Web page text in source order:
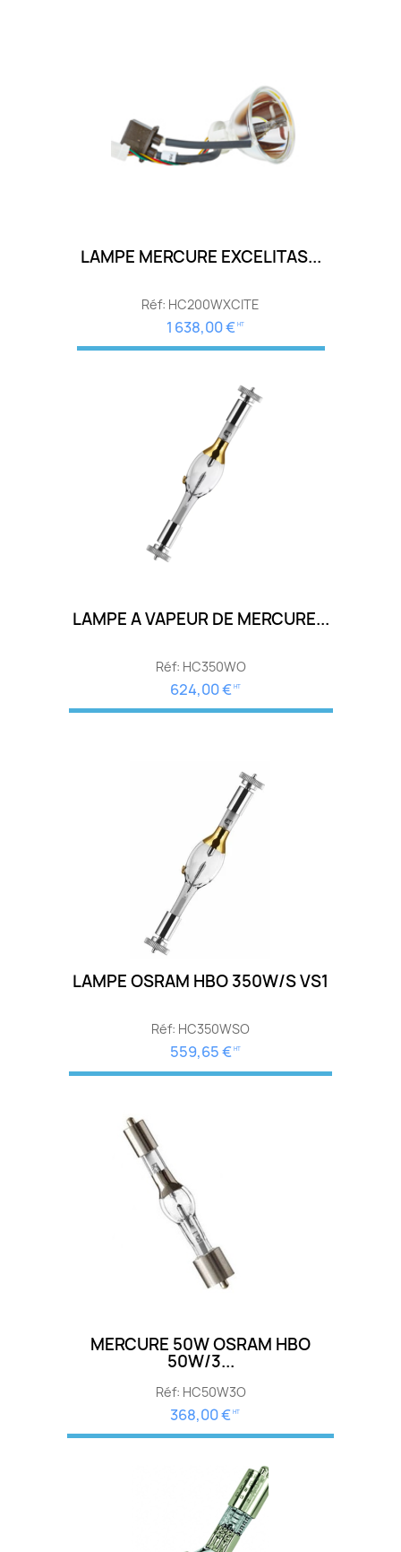
LAMPE MERCURE EXCELITAS...
Réf: HC200WXCITE
1 638,00 € HT
LAMPE A VAPEUR DE MERCURE...
Réf: HC350WO
624,00 € HT
LAMPE OSRAM HBO 350W/S VS1
Réf: HC350WSO
559,65 € HT
MERCURE 50W OSRAM HBO
50W/3...
Réf: HC50W3O
368,00 € HT